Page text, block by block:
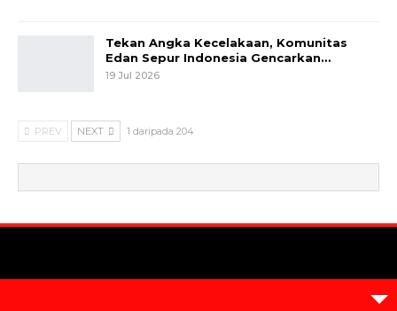
Tekan Angka Kecelakaan, Komunitas
Edan Sepur Indonesia Gencarkan…
19 Jul 2026
PREV NEXT 1 daripada 204